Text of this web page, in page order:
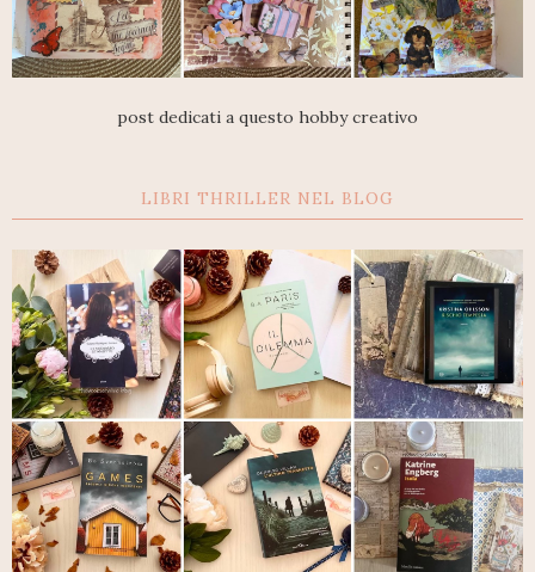
post dedicati a questo hobby creativo
LIBRI THRILLER NEL BLOG